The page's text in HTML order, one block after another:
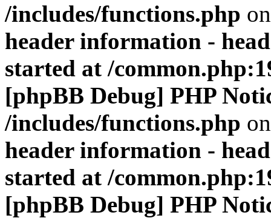
/includes/functions.php
header information -
started at /
[phpBB Debug] PHP
/includes/functions.php
header information -
started at /
[phpBB Debug] PHP